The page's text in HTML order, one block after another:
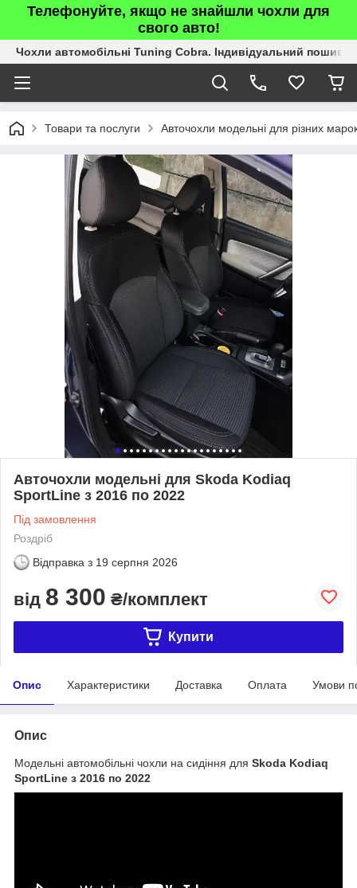
Телефонуйте, якщо не знайшли чохли для
свого авто!
Чохли автомобільні Tuning Cobra. Індивідуальний пошив.
Товари та послуги Авточохли модельні для різних
Авточохли модельні для Skoda Kodiaq
SportLine з 2016 по 2022
Під замовлення
Роздріб
Відправка з 19 серпня 2026
від 8 300 ₴/комплект
Купити
Опис Характеристики Доставка Оплата Умови
Опис
Модельні автомобільні чохли на сидіння для Skoda Kodiaq
SportLine з 2016 по 2022